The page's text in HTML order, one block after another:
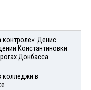
Денис
Константиновки
Донбасса
колледжи в